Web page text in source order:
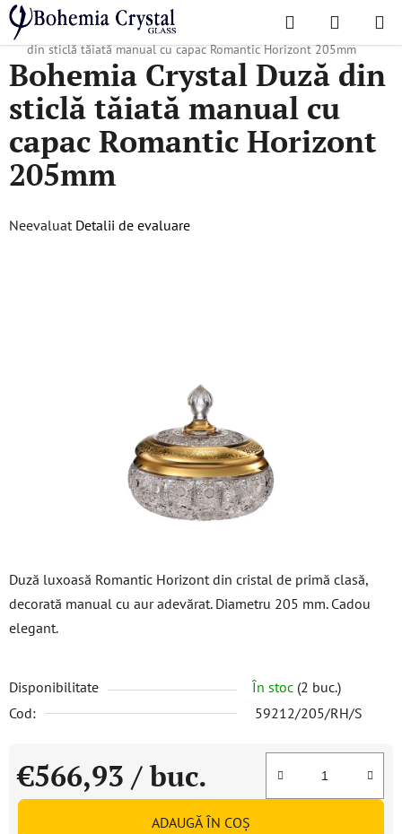
Treci
conținut
Căutare
DE
Acasă
/ Colecții populare / Romantic Horizont
Bohemia Crystal Duză
din sticlă tăiată manual cu capac Romantic Horizont 205mm
Duză luxoasă Romantic Horizont din cristal de primă clasă,
decorată manual cu aur adevărat. Diametru 205 mm. Cadou
elegant.
Disponibilitate În stoc (2 buc.)
Cod:
59212/205/RH/S
€566,93 / buc.
Evaluare preţ:
ADAUGĂ ÎN COŞ
Bohemia Crystal Duză din
sticlă tăiată manual cu
capac Romantic Horizont
205mm
Evaluarea
Neevaluat Detalii de evaluare